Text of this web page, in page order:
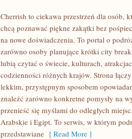
Cherrish to ciekawa przestrzeń dla osób,
chcą poznawać piękne zakątki bez
na nowe doświadczenia. To portal o
zarówno osoby planujące krótki city
lubią czytać o świecie, kulturach,
codzienności różnych krajów. Strona
lekkim, przystępnym sposobem
znaleźć zarówno konkretne pomysły na
przenieść się myślami do odległych
Arabskie i Egipt. To serwis, w którym
przedstawiane [ Read More ]